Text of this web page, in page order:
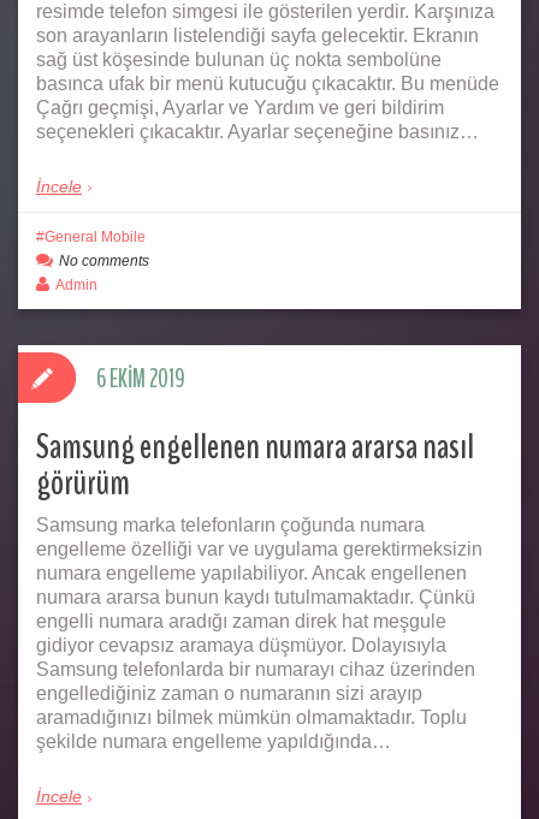
resimde telefon simgesi ile gösterilen yerdir. Karşınıza
son arayanların listelendiği sayfa gelecektir. Ekranın
sağ üst köşesinde bulunan üç nokta sembolüne
basınca ufak bir menü kutucuğu çıkacaktır. Bu menüde
Çağrı geçmişi, Ayarlar ve Yardım ve geri bildirim
seçenekleri çıkacaktır. Ayarlar seçeneğine basınız…
İncele
General Mobile
No comments
Admin
Samsung engellenen numara ararsa nasıl
görürüm
Samsung marka telefonların çoğunda numara
engelleme özelliği var ve uygulama gerektirmeksizin
numara engelleme yapılabiliyor. Ancak engellenen
numara ararsa bunun kaydı tutulmamaktadır. Çünkü
engelli numara aradığı zaman direk hat meşgule
gidiyor cevapsız aramaya düşmüyor. Dolayısıyla
Samsung telefonlarda bir numarayı cihaz üzerinden
engellediğiniz zaman o numaranın sizi arayıp
aramadığınızı bilmek mümkün olmamaktadır. Toplu
şekilde numara engelleme yapıldığında…
İncele
6 EKIM 2019